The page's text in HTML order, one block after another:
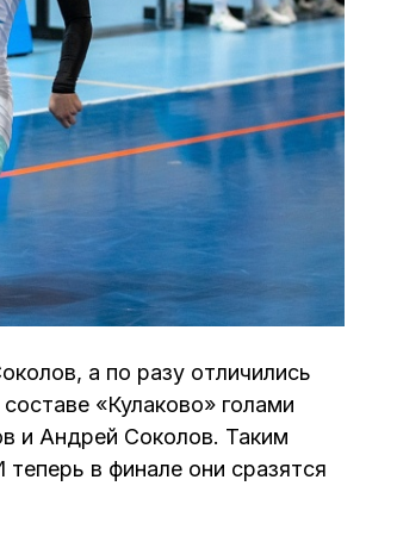
а по разу отличились
«Кулаково» голами
и Андрей Соколов. Таким
в финале они сразятся